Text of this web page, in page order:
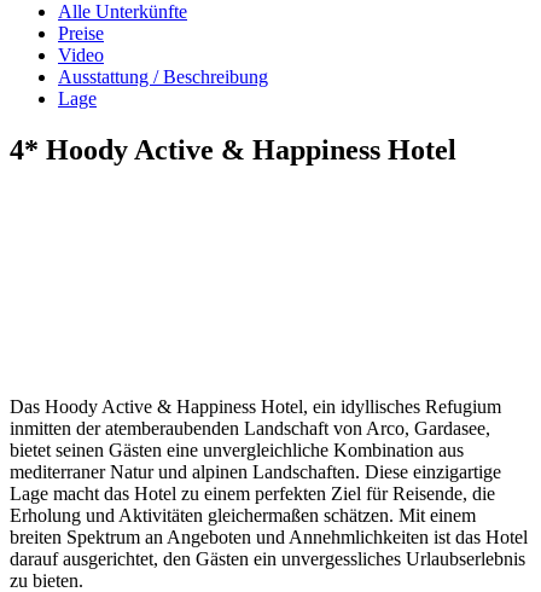
Alle Unterkünfte
Preise
Video
Ausstattung / Beschreibung
Lage
4* Hoody Active & Happiness Hotel
Das Hoody Active & Happiness Hotel, ein idyllisches Refugium
inmitten der atemberaubenden Landschaft von Arco, Gardasee,
bietet seinen Gästen eine unvergleichliche Kombination aus
mediterraner Natur und alpinen Landschaften. Diese einzigartige
Lage macht das Hotel zu einem perfekten Ziel für Reisende, die
Erholung und Aktivitäten gleichermaßen schätzen. Mit einem
breiten Spektrum an Angeboten und Annehmlichkeiten ist das Hotel
darauf ausgerichtet, den Gästen ein unvergessliches Urlaubserlebnis
zu bieten.